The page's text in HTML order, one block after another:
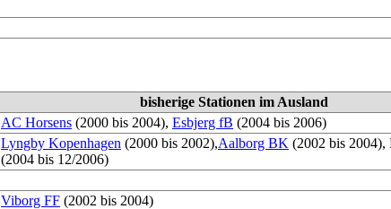
bisherige Stationen im Ausland
AC Horsens (2000 bis 2004), Esbjerg fB (2004 bis 2006)
Lyngby Kopenhagen (2000 bis 2002),Aalborg BK (2002 bis
(2004 bis 12/2006)
Viborg FF (2002 bis 2004)